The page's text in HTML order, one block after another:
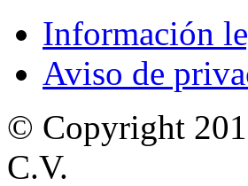
Información
Aviso de
© Copyright
C.V.